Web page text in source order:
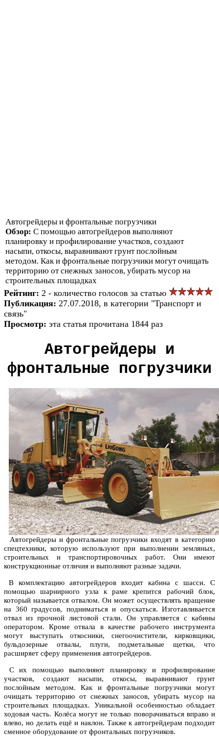
Автогрейдеры и фронтальные погрузчики
Обзор: С помощью автогрейдеров выполняют
планировку и профилирование участков, создают
насыпи, откосы, выравнивают грунт послойным
методом. Как и фронтальные погрузчики могут очищать
территорию от снежных заносов, убирать мусор на
строительных площадках
Рейтинг: 2 - количество голосов за статью
Публикация: 27.07.2018, в категории "Транспорт и
связь"
Просмотр: эта статья прочитана 1844 раз
Автогрейдеры и
фронтальные погрузчики
Автогрейдеры и фронтальные погрузчики входят в категорию
спецтехники, которую используют при выполнении земляных,
строительных и транспортировочных работ. Они имеют
конструкционные отличия и выполняют разные задачи.
В комплектацию автогрейдеров входит кабина с шасси. С
помощью шарнирного узла к раме крепится рабочий блок,
который называется отвалом. Он может осуществлять вращение
на 360 градусов, подниматься и опускаться. Изготавливается
отвал из прочной листовой стали. Он управляется с кабины
оператором. Кроме отвала в качестве рабочего инструмента
могут выступать откосники, снегоочистители, кирковщики,
бульдозерные отвалы, плуги, подметальные щетки, что
расширяет сферу применения автогрейдеров.
С их помощью выполняют планировку и профилирование
участков, создают насыпи, откосы, выравнивают грунт
послойным методом. Как и фронтальные погрузчики могут
очищать территорию от снежных заносов, убирать мусор на
строительных площадках. Уникальной особенностью обладает
ходовая часть. Колёса могут не только поворачиваться вправо и
влево, но делать ещё и наклон. Также к автогрейдерам подходит
сменное оборудование от фронтальных погрузчиков.